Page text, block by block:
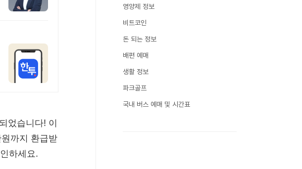
었습니다! 이
까지 환급받
하세요.
영양제 정보
비트코인
돈 되는 정보
배편 예매
생활 정보
파크골프
국내 버스 예매 및 시간표